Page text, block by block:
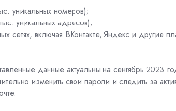
уникальных номеров);
уникальных адресов);
сетях, включая ВКонтакте, Яндекс и другие
данные актуальны на сентябрь 2023
изменить свои пароли и следить за